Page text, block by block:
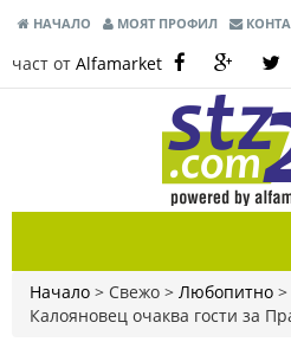
НАЧАЛО МОЯТ ПРОФИЛ
част от Alfamarket
Начало > Свежо > Любопитно >
Калояновец очаква гости за